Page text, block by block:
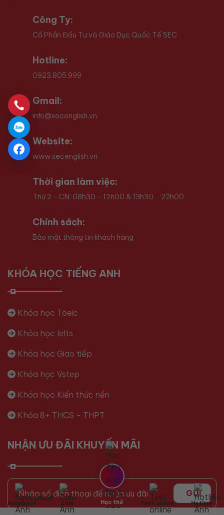
Công Ty:
Cổ Phần Đầu Tư và Giáo Dục Quốc Tế SEC
Hotline:
0923.805.999
Gmail:
info@secenglish.vn
Website:
www.secenglish.vn
Thời gian làm việc:
Thứ 2 - CN: 08h30 - 12h00 & 13h30 - 22h00
Chính sách:
Bảo mật thông tin khách hàng
KHÓA HỌC TIẾNG ANH
Khóa học Toeic
Khóa học Ielts
Khóa học Giao tiếp
Khóa học Vstep
Khóa học Kiến thức nền
Khóa 8+ THCS - THPT
NHẬN ƯU ĐÃI KHUYẾN MÃI
Facebook Zalo Học thử Test online Hotline